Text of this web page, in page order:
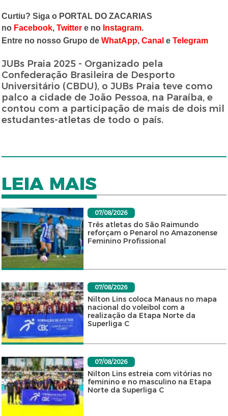
Curtiu? Siga o PORTAL DO ZACARIAS
no Facebook,Twitter e no Instagram.
Entre no nosso Grupo deWhatApp,Canal eTelegram
JUBs Praia 2025 - Organizado pela
Confederação Brasileira de Desporto
Universitário (CBDU), o JUBs Praia teve como
palco a cidade de João Pessoa, na Paraíba, e
contou com a participação de mais de dois mil
estudantes-atletas de todo o país.
LEIA MAIS
07/08/2026
Três atletas do São Raimundo
reforçam o Penarol no Amazonense
Feminino Profissional
07/08/2026
Nilton Lins coloca Manaus no mapa
nacional do voleibol com a
realização da Etapa Norte da
Superliga C
07/08/2026
Nilton Lins estreia com vitórias no
feminino e no masculino na Etapa
Norte da Superliga C